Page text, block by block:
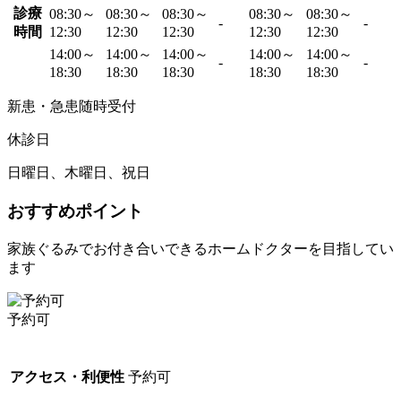
診療
時間
08:30～
12:30
08:30～
12:30
08:30～
12:30
-
08:30～
12:30
08:30～
12:30
-
14:00～
18:30
14:00～
18:30
14:00～
18:30
-
14:00～
18:30
14:00～
18:30
-
新患・急患随時受付
休診日
日曜日、木曜日、祝日
おすすめポイント
家族ぐるみでお付き合いできるホームドクターを目指してい
ます
予約可
アクセス・利便性 予約可